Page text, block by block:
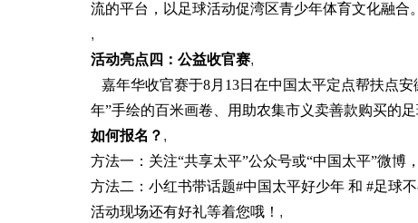
流的平台，以足球活动促湾区青少年体育文化融合。
,
活动亮点四：公益收官赛,
嘉年华收官赛于8月13日在中国太平定点帮扶点
年”手绘的百米画卷、用助农集市义卖善款购买的
如何报名？ ,
方法一：关注“共享太平”公众号或“中国太平”微博
方法二：小红书带话题#中国太平好少年 和 #足球
活动现场还有好礼等着您哦！ ,